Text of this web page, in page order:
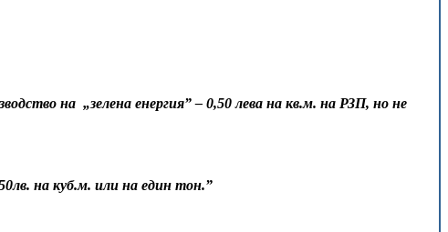
на „зелена енергия” – 0,50 лева на кв.м. на РЗП, но не
на куб.м. или на един тон.”